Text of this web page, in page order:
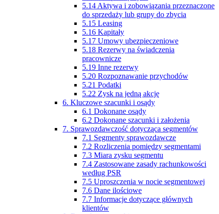
5.14 Aktywa i zobowiązania przeznaczone
do sprzedaży lub grupy do zbycia
5.15 Leasing
5.16 Kapitały
5.17 Umowy ubezpieczeniowe
5.18 Rezerwy na świadczenia
pracownicze
5.19 Inne rezerwy
5.20 Rozpoznawanie przychodów
5.21 Podatki
5.22 Zysk na jedną akcję
6. Kluczowe szacunki i osądy
6.1 Dokonane osądy
6.2 Dokonane szacunki i założenia
7. Sprawozdawczość dotycząca segmentów
7.1 Segmenty sprawozdawcze
7.2 Rozliczenia pomiędzy segmentami
7.3 Miara zysku segmentu
7.4 Zastosowane zasady rachunkowości
według PSR
7.5 Uproszczenia w nocie segmentowej
7.6 Dane ilościowe
7.7 Informacje dotyczące głównych
klientów